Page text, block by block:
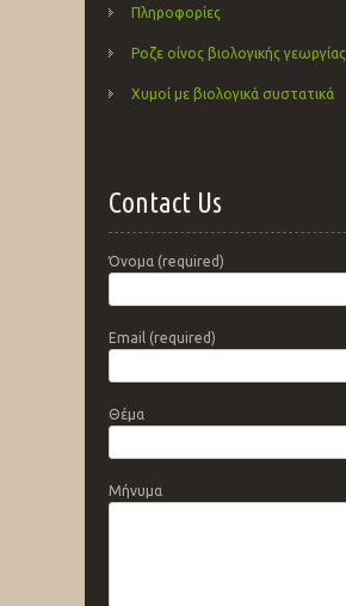
Πληροφορίες
Ροζε οίνος βιολογικής γεωργίας
Χυμοί με βιολογικά συστατικά
Contact Us
Όνομα (required)
Email (required)
Θέμα
Μήνυμα